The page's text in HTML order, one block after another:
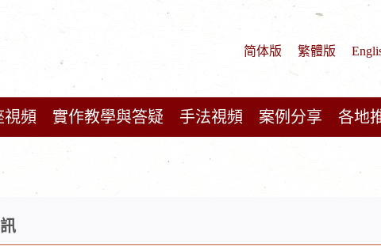
简体版 繁體版
視頻 實作教學與答疑 手法視頻 案例分享 各地